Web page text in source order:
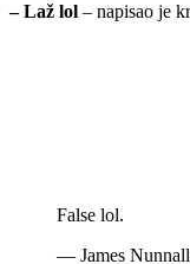
– Laž lol – napisao je
False lol.
— James